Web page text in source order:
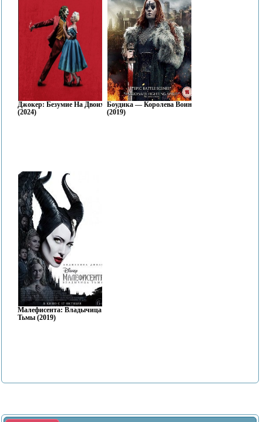
Джокер: Безумие На Двоих
(2024)
Боудика — Королева Воинов
(2019)
Малефисента: Владычица
Тьмы (2019)